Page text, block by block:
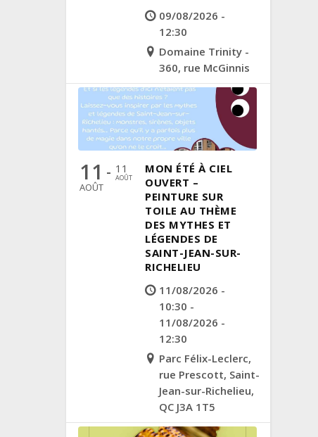
09/08/2026 -
12:30
Domaine Trinity -
360, rue McGinnis
11
AOÛT
- 11
AOÛT
MON ÉTÉ À CIEL
OUVERT –
PEINTURE SUR
TOILE AU THÈME
DES MYTHES ET
LÉGENDES DE
SAINT-JEAN-SUR-
RICHELIEU
11/08/2026 -
10:30 -
11/08/2026 -
12:30
Parc Félix-Leclerc,
rue Prescott, Saint-
Jean-sur-Richelieu,
QC J3A 1T5